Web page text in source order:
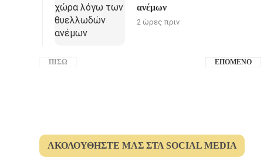
ανέμων
2 ώρες πριν
ΠΊΣΩ ΕΠΌΜΕΝΟ
ΑΚΟΛΟΥΘΉΣΤΕ ΜΑΣ ΣΤΑ SOCIAL MEDIA